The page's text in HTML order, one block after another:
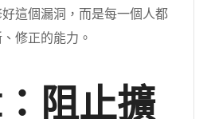
這個漏洞，而是每一個人都
修正的能力。